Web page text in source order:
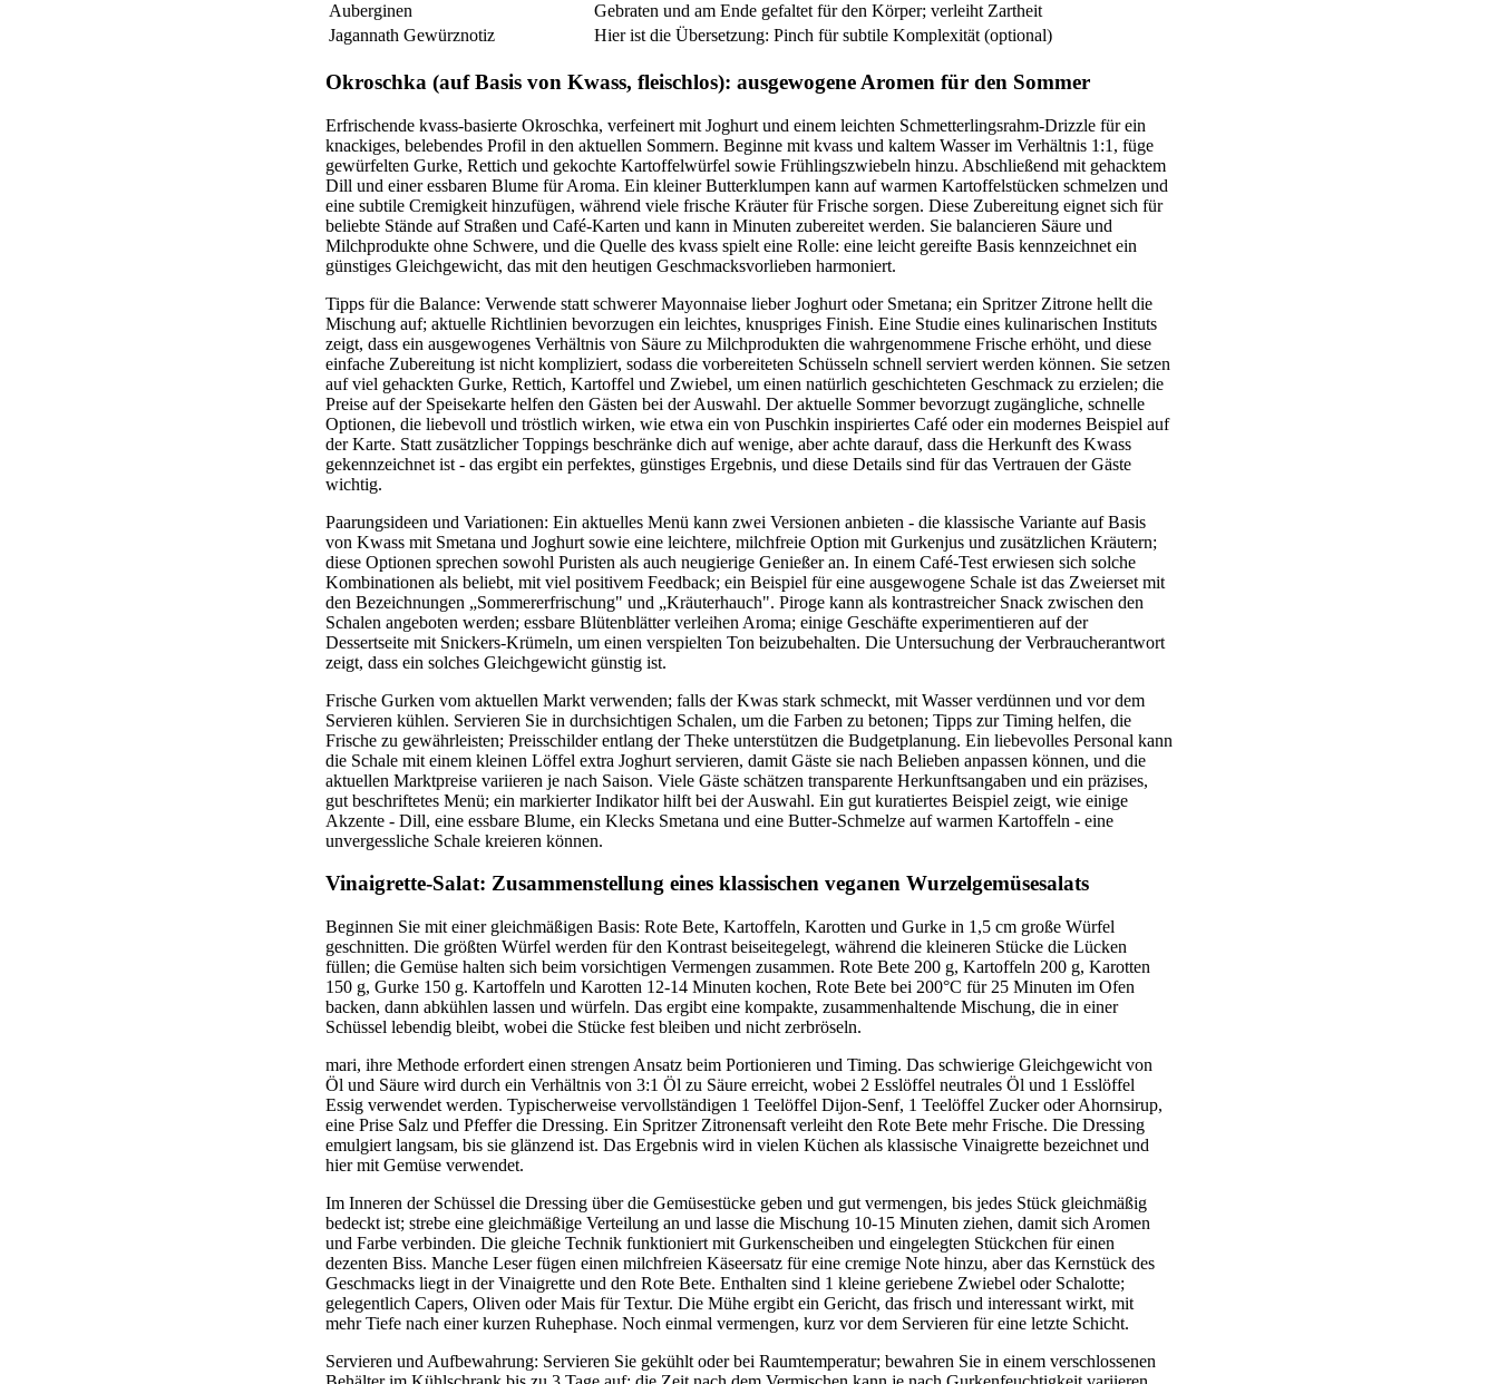
Auberginen
Gebraten und am Ende gefaltet für den Körper; verleiht Zartheit
Jagannath Gewürznotiz
Hier ist die Übersetzung: Pinch für subtile Komplexität (optional)
Okroschka (auf Basis von Kwass, fleischlos): ausgewogene Aromen für den Sommer
Erfrischende kvass-basierte Okroschka, verfeinert mit Joghurt und einem leichten Schmetterlingsrahm-Drizzle für ein
knackiges, belebendes Profil in den aktuellen Sommern. Beginne mit kvass und kaltem Wasser im Verhältnis 1:1, füge
gewürfelten Gurke, Rettich und gekochte Kartoffelwürfel sowie Frühlingszwiebeln hinzu. Abschließend mit gehacktem
Dill und einer essbaren Blume für Aroma. Ein kleiner Butterklumpen kann auf warmen Kartoffelstücken schmelzen und
eine subtile Cremigkeit hinzufügen, während viele frische Kräuter für Frische sorgen. Diese Zubereitung eignet sich für
beliebte Stände auf Straßen und Café-Karten und kann in Minuten zubereitet werden. Sie balancieren Säure und
Milchprodukte ohne Schwere, und die Quelle des kvass spielt eine Rolle: eine leicht gereifte Basis kennzeichnet ein
günstiges Gleichgewicht, das mit den heutigen Geschmacksvorlieben harmoniert.
Tipps für die Balance: Verwende statt schwerer Mayonnaise lieber Joghurt oder Smetana; ein Spritzer Zitrone hellt die
Mischung auf; aktuelle Richtlinien bevorzugen ein leichtes, knuspriges Finish. Eine Studie eines kulinarischen Instituts
zeigt, dass ein ausgewogenes Verhältnis von Säure zu Milchprodukten die wahrgenommene Frische erhöht, und diese
einfache Zubereitung ist nicht kompliziert, sodass die vorbereiteten Schüsseln schnell serviert werden können. Sie setzen
auf viel gehackten Gurke, Rettich, Kartoffel und Zwiebel, um einen natürlich geschichteten Geschmack zu erzielen; die
Preise auf der Speisekarte helfen den Gästen bei der Auswahl. Der aktuelle Sommer bevorzugt zugängliche, schnelle
Optionen, die liebevoll und tröstlich wirken, wie etwa ein von Puschkin inspiriertes Café oder ein modernes Beispiel auf
der Karte. Statt zusätzlicher Toppings beschränke dich auf wenige, aber achte darauf, dass die Herkunft des Kwass
gekennzeichnet ist - das ergibt ein perfektes, günstiges Ergebnis, und diese Details sind für das Vertrauen der Gäste
wichtig.
Paarungsideen und Variationen: Ein aktuelles Menü kann zwei Versionen anbieten - die klassische Variante auf Basis
von Kwass mit Smetana und Joghurt sowie eine leichtere, milchfreie Option mit Gurkenjus und zusätzlichen Kräutern;
diese Optionen sprechen sowohl Puristen als auch neugierige Genießer an. In einem Café-Test erwiesen sich solche
Kombinationen als beliebt, mit viel positivem Feedback; ein Beispiel für eine ausgewogene Schale ist das Zweierset mit
den Bezeichnungen „Sommererfrischung" und „Kräuterhauch". Piroge kann als kontrastreicher Snack zwischen den
Schalen angeboten werden; essbare Blütenblätter verleihen Aroma; einige Geschäfte experimentieren auf der
Dessertseite mit Snickers-Krümeln, um einen verspielten Ton beizubehalten. Die Untersuchung der Verbraucherantwort
zeigt, dass ein solches Gleichgewicht günstig ist.
Frische Gurken vom aktuellen Markt verwenden; falls der Kwas stark schmeckt, mit Wasser verdünnen und vor dem
Servieren kühlen. Servieren Sie in durchsichtigen Schalen, um die Farben zu betonen; Tipps zur Timing helfen, die
Frische zu gewährleisten; Preisschilder entlang der Theke unterstützen die Budgetplanung. Ein liebevolles Personal kann
die Schale mit einem kleinen Löffel extra Joghurt servieren, damit Gäste sie nach Belieben anpassen können, und die
aktuellen Marktpreise variieren je nach Saison. Viele Gäste schätzen transparente Herkunftsangaben und ein präzises,
gut beschriftetes Menü; ein markierter Indikator hilft bei der Auswahl. Ein gut kuratiertes Beispiel zeigt, wie einige
Akzente - Dill, eine essbare Blume, ein Klecks Smetana und eine Butter-Schmelze auf warmen Kartoffeln - eine
unvergessliche Schale kreieren können.
Vinaigrette-Salat: Zusammenstellung eines klassischen veganen Wurzelgemüsesalats
Beginnen Sie mit einer gleichmäßigen Basis: Rote Bete, Kartoffeln, Karotten und Gurke in 1,5 cm große Würfel
geschnitten. Die größten Würfel werden für den Kontrast beiseitegelegt, während die kleineren Stücke die Lücken
füllen; die Gemüse halten sich beim vorsichtigen Vermengen zusammen. Rote Bete 200 g, Kartoffeln 200 g, Karotten
150 g, Gurke 150 g. Kartoffeln und Karotten 12-14 Minuten kochen, Rote Bete bei 200°C für 25 Minuten im Ofen
backen, dann abkühlen lassen und würfeln. Das ergibt eine kompakte, zusammenhaltende Mischung, die in einer
Schüssel lebendig bleibt, wobei die Stücke fest bleiben und nicht zerbröseln.
mari, ihre Methode erfordert einen strengen Ansatz beim Portionieren und Timing. Das schwierige Gleichgewicht von
Öl und Säure wird durch ein Verhältnis von 3:1 Öl zu Säure erreicht, wobei 2 Esslöffel neutrales Öl und 1 Esslöffel
Essig verwendet werden. Typischerweise vervollständigen 1 Teelöffel Dijon-Senf, 1 Teelöffel Zucker oder Ahornsirup,
eine Prise Salz und Pfeffer die Dressing. Ein Spritzer Zitronensaft verleiht den Rote Bete mehr Frische. Die Dressing
emulgiert langsam, bis sie glänzend ist. Das Ergebnis wird in vielen Küchen als klassische Vinaigrette bezeichnet und
hier mit Gemüse verwendet.
Im Inneren der Schüssel die Dressing über die Gemüsestücke geben und gut vermengen, bis jedes Stück gleichmäßig
bedeckt ist; strebe eine gleichmäßige Verteilung an und lasse die Mischung 10-15 Minuten ziehen, damit sich Aromen
und Farbe verbinden. Die gleiche Technik funktioniert mit Gurkenscheiben und eingelegten Stückchen für einen
dezenten Biss. Manche Leser fügen einen milchfreien Käseersatz für eine cremige Note hinzu, aber das Kernstück des
Geschmacks liegt in der Vinaigrette und den Rote Bete. Enthalten sind 1 kleine geriebene Zwiebel oder Schalotte;
gelegentlich Capers, Oliven oder Mais für Textur. Die Mühe ergibt ein Gericht, das frisch und interessant wirkt, mit
mehr Tiefe nach einer kurzen Ruhephase. Noch einmal vermengen, kurz vor dem Servieren für eine letzte Schicht.
Servieren und Aufbewahrung: Servieren Sie gekühlt oder bei Raumtemperatur; bewahren Sie in einem verschlossenen